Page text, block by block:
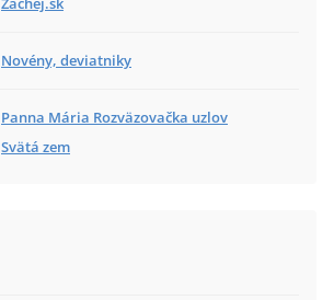
Novény, deviatniky
Panna Mária Rozväzovačka uzlov
Svätá zem